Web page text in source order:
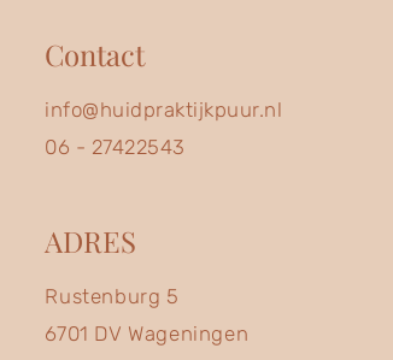
Contact
info@huidpraktijkpuur.nl
06 - 27422543
ADRES
Rustenburg 5
6701 DV Wageningen